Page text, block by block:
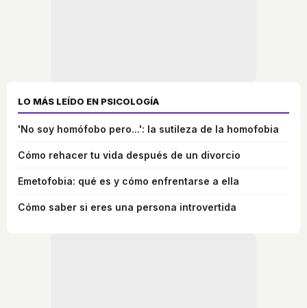
LO MÁS LEÍDO EN PSICOLOGÍA
'No soy homófobo pero...': la sutileza de la homofobia
Cómo rehacer tu vida después de un divorcio
Emetofobia: qué es y cómo enfrentarse a ella
Cómo saber si eres una persona introvertida